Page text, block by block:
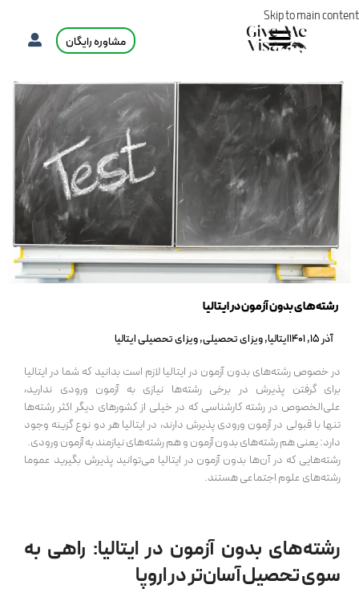
Skip to main content
مشاوره رایگان
رشته‌های بدون آزمون در ایتالیا
آذر 15, 1401 ایتالیا,ویزای تحصیلی,ویزای تحصیلی ایتالیا
در خصوص رشته‌های بدون آزمون در ایتالیا لازم است بدانید که شما در ایتالیا
برای گرفتن پذیرش در برخی رشته‌ها نیازی به آزمون ورودی ندارید،
علی‌الخصوص در رشته کارشناسی که در خیلی از کشورهای دیگر اکثر رشته‌ها
تنها با قبولی در آزمون ورودی پذیرش دارند، در ایتالیا هر دو نوع گزینه وجود
دارد: یعنی هم رشته‌های بدون آزمون و هم رشته‌های نیازمند به آزمون ورودی.
رشته‌هایی که در آن‌ها بدون آزمون در ایتالیا می‌توانید پذیرش بگیرید عموما
رشته‌های علوم اجتماعی هستند.
رشته‌های بدون آزمون در ایتالیا: راهی به
سوی تحصیل آسان‌تر در اروپا